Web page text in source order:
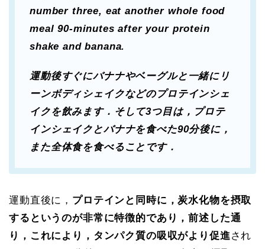
number three, eat another whole food
meal 90-minutes after your protein
shake and banana.
運動後すぐにバナナやベーグルと一緒にリ
ーンボディシェイクなどのプロテインシェ
イクを飲みます．そして3つ目は，プロテ
インシェイクとバナナを食べた90分後に，
また全体食を食べることです．
運動直後に， プロテインと同時に，炭水化物を摂取
するというのが非常に特徴的であり，前述した通
り，これにより，タンパク質の吸収がより促進され